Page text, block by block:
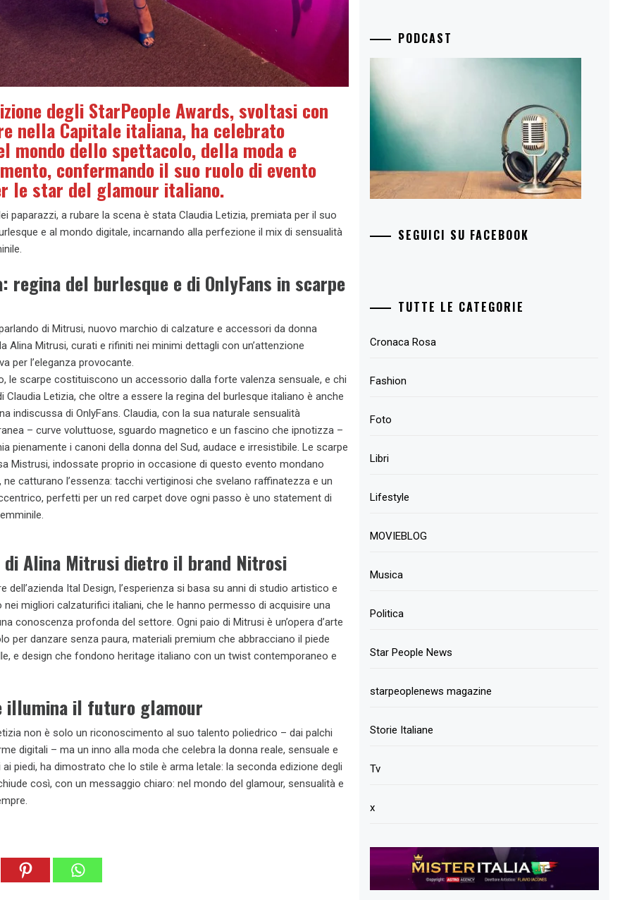
degli StarPeople Awards, svoltasi con
nella Capitale italiana, ha celebrato
mondo dello spettacolo, della moda e
confermando il suo ruolo di evento
le star del glamour italiano.
paparazzi, a rubare la scena è stata Claudia Letizia, premiata per il suo
e al mondo digitale, incarnando alla perfezione il mix di sensualità
regina del burlesque e di OnlyFans in scarpe
di Mitrusi, nuovo marchio di calzature e accessori da donna
Alina Mitrusi, curati e rifiniti nei minimi dettagli con un’attenzione
per l’eleganza provocante.
le scarpe costituiscono un accessorio dalla forte valenza sensuale, e chi
Claudia Letizia, che oltre a essere la regina del burlesque italiano è anche
indiscussa di OnlyFans. Claudia, con la sua naturale sensualità
– curve voluttuose, sguardo magnetico e un fascino che ipnotizza –
pienamente i canoni della donna del Sud, audace e irresistibile. Le scarpe
Mistrusi, indossate proprio in occasione di questo evento mondano
ne catturano l’essenza: tacchi vertiginosi che svelano raffinatezza e un
perfetti per un red carpet dove ogni passo è uno statement di
di Alina Mitrusi dietro il brand Nitrosi
dell’azienda Ital Design, l’esperienza si basa su anni di studio artistico e
nei migliori calzaturifici italiani, che le hanno permesso di acquisire una
conoscenza profonda del settore. Ogni paio di Mitrusi è un’opera d’arte
per danzare senza paura, materiali premium che abbracciano il piede
e design che fondono heritage italiano con un twist contemporaneo e
illumina il futuro glamour
non è solo un riconoscimento al suo talento poliedrico – dai palchi
digitali – ma un inno alla moda che celebra la donna reale, sensuale e
piedi, ha dimostrato che lo stile è arma letale: la seconda edizione degli
così, con un messaggio chiaro: nel mondo del glamour, sensualità e
PODCAST
SEGUICI SU FACEBOOK
TUTTE LE CATEGORIE
Cronaca Rosa
Fashion
Foto
Libri
Lifestyle
MOVIEBLOG
Musica
Politica
Star People News
starpeoplenews magazine
Storie Italiane
Tv
x